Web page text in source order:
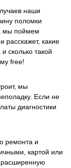
наши
поломки
мы поймем
расскажет, какие
сколько такой
free!
мы
Если не
диагностики
ремонта и
картой или